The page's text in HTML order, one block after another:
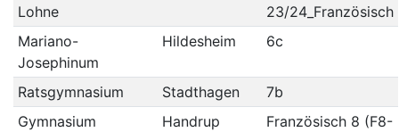
Lohne
23/24_Französisch
Mariano-
Josephinum
Hildesheim 6c
Ratsgymnasium Stadthagen
7b
Gymnasium
Handrup
Französisch 8 (F8-